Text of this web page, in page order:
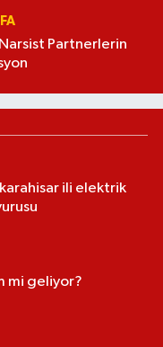
Partnerlerin
ili elektrik
mi geliyor?